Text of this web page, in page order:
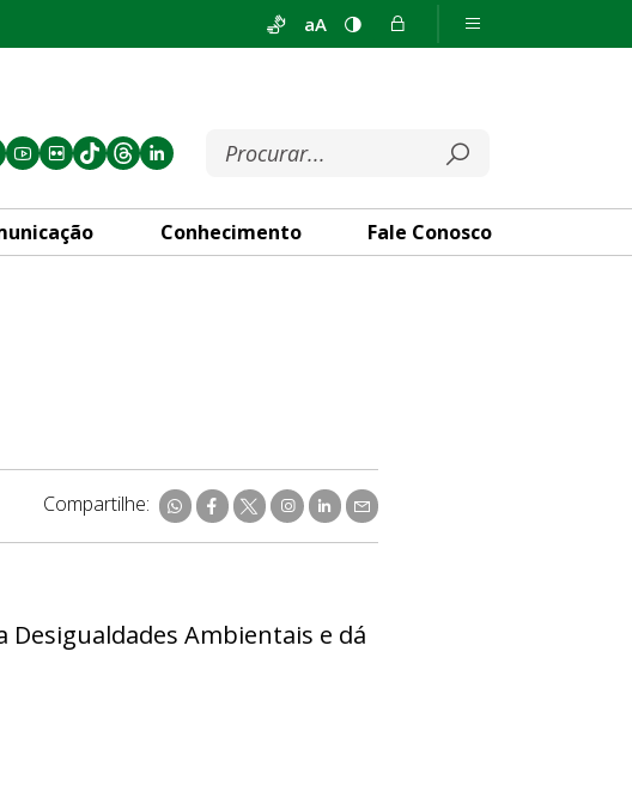
aA
Conhecimento Fale Conosco
Compartilhe:
Ambientais e dá